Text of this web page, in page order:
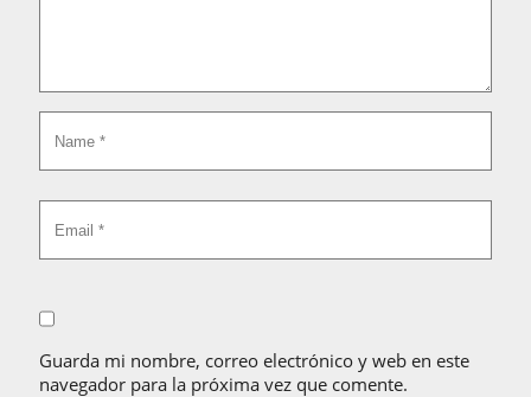
Guarda mi nombre, correo electrónico y web en este
navegador para la próxima vez que comente.